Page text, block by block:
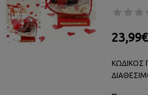
23,99€
ΚΩΔΙΚΌΣ